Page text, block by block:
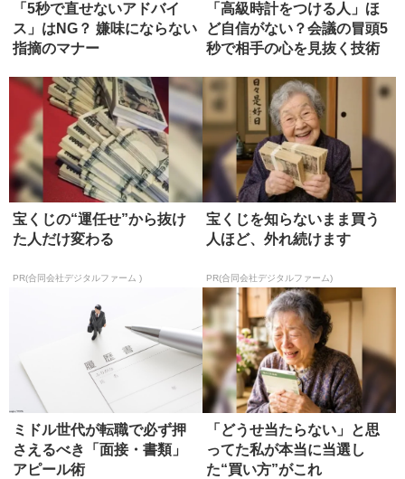
「5秒で直せないアドバイ
ス」はNG？ 嫌味にならない
指摘のマナー
「高級時計をつける人」ほ
ど自信がない？会議の冒頭5
秒で相手の心を見抜く技術
宝くじの“運任せ”から抜け
た人だけ変わる
PR(合同会社デジタルファーム )
宝くじを知らないまま買う
人ほど、外れ続けます
PR(合同会社デジタルファーム)
ミドル世代が転職で必ず押
さえるべき「面接・書類」
アピール術
「どうせ当たらない」と思
ってた私が本当に当選し
た“買い方”がこれ